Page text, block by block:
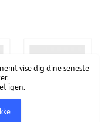
producenter
enestående vine fra
vise dig dine seneste
igen.